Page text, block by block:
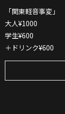
「関東軽音事変」
大人¥1000
学生¥600
＋ドリンク¥600